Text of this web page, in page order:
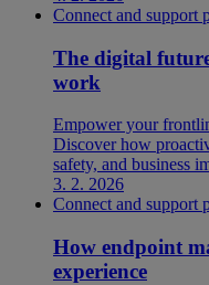
Connect and support
The digital
work
Empower your
Discover how
safety, and business
3. 2. 2026
Connect and support
How endpoint
experience